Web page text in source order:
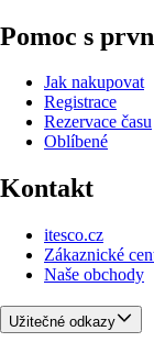
Pomoc s
Jak nakupovat
Registrace
Rezervace času
Oblíbené
Kontakt
itesco.cz
Zákaznické
Naše obchody
Užitečné odkazy